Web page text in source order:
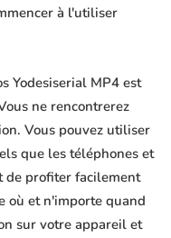
à l'utiliser
Yodesiserial MP4 est
ne rencontrerez
Vous pouvez utiliser
que les téléphones et
de profiter facilement
où et n'importe quand
sur votre appareil et